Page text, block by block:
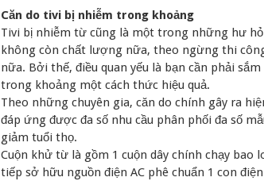
Căn do tivi bị nhiễm trong khoảng
Tivi bị nhiễm từ cũng là một trong những hư
không còn chất lượng nữa, theo ngừng thi
nữa. Bởi thế, điều quan yếu là bạn cần phải
trong khoảng một cách thức hiệu quả.
Theo những chuyên gia, căn do chính gây ra
đáp ứng được đa số nhu cầu phân phối đa số
giảm tuổi thọ.
Cuộn khử từ là gồm 1 cuộn dây chính chạy
tiếp sở hữu nguồn điện AC phê chuẩn 1 con